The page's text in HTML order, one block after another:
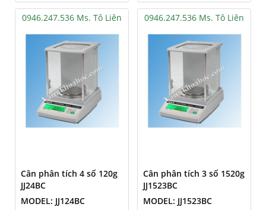
0946.247.536 Ms. Tô Liên
Cân phân tích 4 số 120g
JJ24BC
MODEL: JJ124BC
0946.247.536 Ms. Tô Liên
Cân phân tích 3 số 1520g
JJ1523BC
MODEL: JJ1523BC